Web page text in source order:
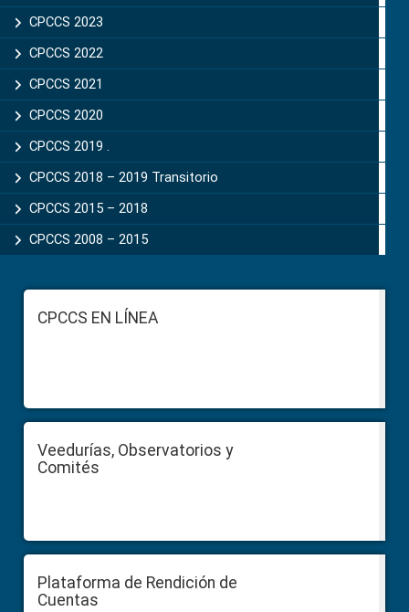
CPCCS 2023
CPCCS 2022
CPCCS 2021
CPCCS 2020
CPCCS 2019 .
CPCCS 2018 – 2019 Transitorio
CPCCS 2015 – 2018
CPCCS 2008 – 2015
FooterCPCCS EN LÍNEA
Veedurías, Observatorios y
Comités
Plataforma de Rendición de
Cuentas